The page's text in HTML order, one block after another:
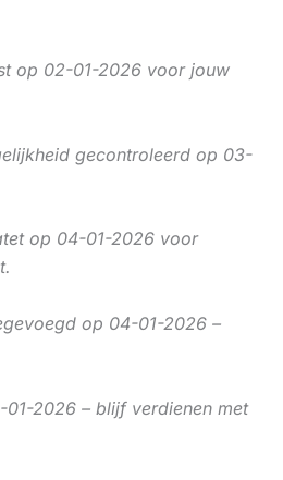
op 02-01-2026 voor jouw
gecontroleerd op 03-
op 04-01-2026 voor
op 04-01-2026 –
01-2026 – blijf verdienen met